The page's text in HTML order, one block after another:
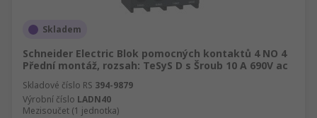
Skladem
Schneider Electric Blok pomocných kontaktů 4 NO 4
Přední montáž, rozsah: TeSyS D s Šroub 10 A 690V ac
Skladové číslo RS 394-9879
Výrobní číslo LADN40
Mezisoučet (1 jednotka)